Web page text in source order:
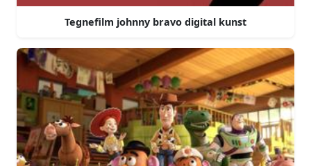
Tegnefilm johnny bravo digital kunst